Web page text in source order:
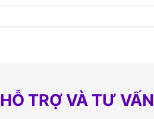
HỖ TRỢ VÀ TƯ VẤN